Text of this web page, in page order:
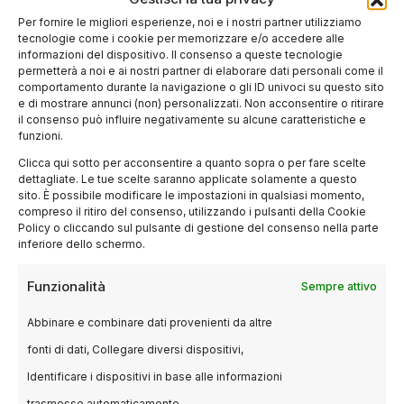
Per fornire le migliori esperienze, noi e i nostri partner utilizziamo
tecnologie come i cookie per memorizzare e/o accedere alle
informazioni del dispositivo. Il consenso a queste tecnologie
permetterà a noi e ai nostri partner di elaborare dati personali come il
comportamento durante la navigazione o gli ID univoci su questo sito
e di mostrare annunci (non) personalizzati. Non acconsentire o ritirare
il consenso può influire negativamente su alcune caratteristiche e
funzioni.
Clicca qui sotto per acconsentire a quanto sopra o per fare scelte
dettagliate. Le tue scelte saranno applicate solamente a questo
sito. È possibile modificare le impostazioni in qualsiasi momento,
compreso il ritiro del consenso, utilizzando i pulsanti della Cookie
Policy o cliccando sul pulsante di gestione del consenso nella parte
inferiore dello schermo.
Funzionalità Sempre attivo
Abbinare e combinare dati provenienti da altre
fonti di dati, Collegare diversi dispositivi,
Identificare i dispositivi in base alle informazioni
specifico. Siamo fortunati perché viviamo in un
posto privilegiato perché abbiamo molte leggi
che ci tutelano e non c’è la guerra,
fortunatamente. Nei luoghi dove queste cose,
come le leggi che ci tutelano, non ci sono,
oppure dove c’è la guerra, ai ragazzi è chiesto
di crescere ancora più velocemente.
Ho una cosa collegata ai lungometraggi.
Assolutamente sì, voglio fare lungometraggi,
non solo perché io più che un regista mi
reputo, nell’accezione positiva, un cantastorie,
ma anche perché non mi piace fermarmi a un